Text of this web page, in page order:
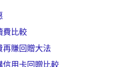
費比較
再賺回贈大法
信用卡回贈比較